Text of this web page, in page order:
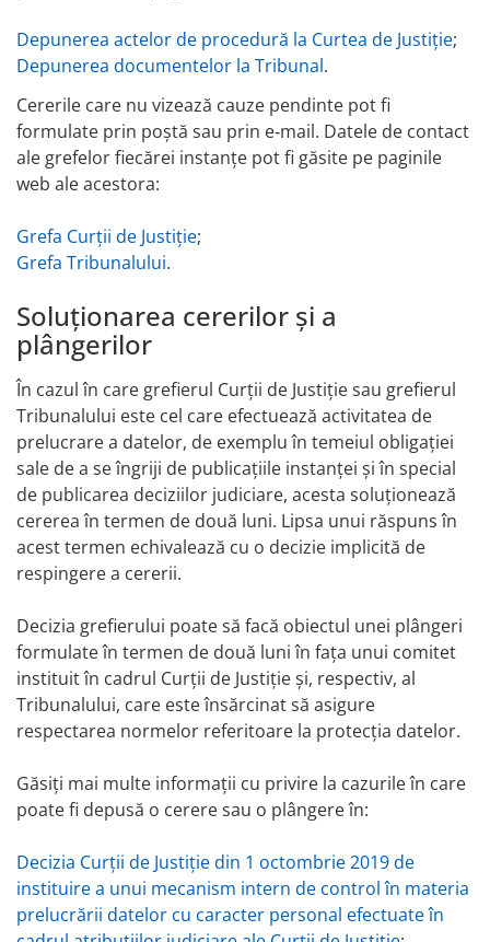
Depunerea actelor de procedură la Curtea de Justiție;
Depunerea documentelor la Tribunal.
Cererile care nu vizează cauze pendinte pot fi
formulate prin poștă sau prin e‑mail. Datele de contact
ale grefelor fiecărei instanțe pot fi găsite pe paginile
web ale acestora:
Grefa Curții de Justiție;
Grefa Tribunalului.
Soluționarea cererilor și a
plângerilor
În cazul în care grefierul Curții de Justiție sau grefierul
Tribunalului este cel care efectuează activitatea de
prelucrare a datelor, de exemplu în temeiul obligației
sale de a se îngriji de publicațiile instanței și în special
de publicarea deciziilor judiciare, acesta soluționează
cererea în termen de două luni. Lipsa unui răspuns în
acest termen echivalează cu o decizie implicită de
respingere a cererii.
Decizia grefierului poate să facă obiectul unei plângeri
formulate în termen de două luni în fața unui comitet
instituit în cadrul Curții de Justiție și, respectiv, al
Tribunalului, care este însărcinat să asigure
respectarea normelor referitoare la protecția datelor.
Găsiți mai multe informații cu privire la cazurile în care
poate fi depusă o cerere sau o plângere în:
Decizia Curții de Justiție din 1 octombrie 2019 de
instituire a unui mecanism intern de control în materia
prelucrării datelor cu caracter personal efectuate în